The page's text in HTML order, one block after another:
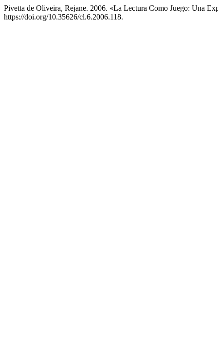
Pivetta de Oliveira, Rejane. 2006. «La Lectura Como Juego: Una
https://doi.org/10.35626/cl.6.2006.118.